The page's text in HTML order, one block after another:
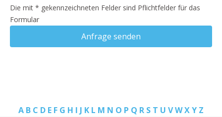
Die mit * gekennzeichneten Felder sind Pflichtfelder für das
Formular
Anfrage senden
A B C D E F G H I J K L M N O P Q R S T U VWXY Z